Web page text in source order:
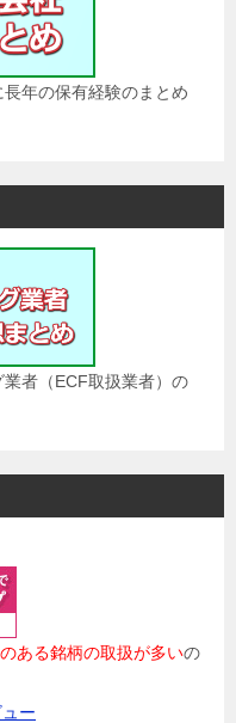
年の保有経験のまとめ
者（ECF取扱業者）の
ある銘柄の取扱が多いの
ー